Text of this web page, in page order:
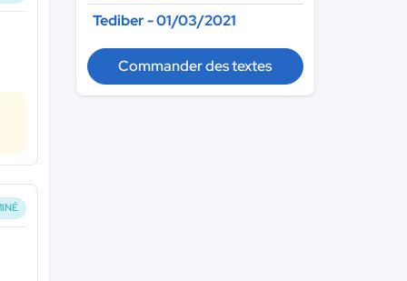
Tediber - 01/03/2021
Commander des textes